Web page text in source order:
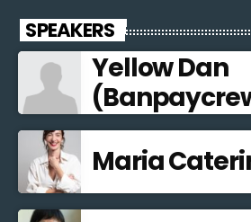
SPEAKERS
Yellow Dan
Maria